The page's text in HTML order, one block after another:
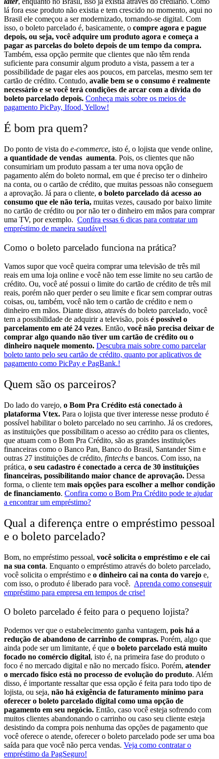
lá fora esse produto não existia e tem crescido no momento, aqui no
Brasil ele começou a ser modernizado, tornando-se digital. Com
isso, o boleto parcelado é, basicamente, o compre agora e pague
depois, ou seja, você adquire um produto agora e começa a
pagar as parcelas do boleto depois de um tempo da compra.
Também, essa opção permite que clientes que não têm renda
suficiente para consumir algum produto a vista, passem a ter a
possibilidade de pagar eles aos poucos, em parcelas, mesmo sem ter
cartão de crédito. Contudo, avalie bem se o consumo é realmente
necessário e se você terá condições de arcar com a dívida do
boleto parcelado depois. Conheça mais sobre os meios de
pagamento PicPay, Ifood, Yellow!
É bom pra quem?
Do ponto de vista do e-commerce, isto é, o lojista que vende online,
a quantidade de vendas aumenta. Pois, os clientes que não
consumiriam um produto passam a ter uma nova opção de
pagamento além do boleto normal, em que é preciso ter o dinheiro
na conta, ou o cartão de crédito, que muitas pessoas não conseguem
a aprovação. Já para o cliente, o boleto parcelado dá acesso ao
consumo que ele não teria, muitas vezes, causado por baixo limite
no cartão de crédito ou por não ter o dinheiro em mãos para comprar
uma TV, por exemplo. Confira essas 6 dicas para contratar um
empréstimo de maneira saudável!
Como o boleto parcelado funciona na prática?
Vamos supor que você queira comprar uma televisão de três mil
reais em uma loja online e você não tem esse limite no seu cartão de
crédito. Ou, você até possui o limite do cartão de crédito de três mil
reais, porém não quer perder o seu limite e ficar sem comprar outras
coisas, ou, também, você não tem o cartão de crédito e nem o
dinheiro em mãos. Diante disso, através do boleto parcelado, você
tem a possibilidade de adquirir a televisão, pois é possível o
parcelamento em até 24 vezes. Então, você não precisa deixar de
comprar algo quando não tiver um cartão de crédito ou o
dinheiro naquele momento. Descubra mais sobre como parcelar
boleto tanto pelo seu cartão de crédito, quanto por aplicativos de
pagamento como PicPay e PagBank.!
Quem são os parceiros?
Do lado do varejo, o Bom Pra Crédito está conectado à
plataforma Vtex. Para o lojista que tiver interesse nesse produto é
possível habilitar o boleto parcelado no seu carrinho. Já os credores,
as instituições que possibilitam o acesso ao crédito para os clientes,
que atuam com o Bom Pra Crédito, são as grandes instituições
financeiras como o Banco Pan, Banco do Brasil, Santander Sim e
outras 27 instituições de crédito, fintechs e bancos. Com isso, na
prática, o seu cadastro é conectado a cerca de 30 instituições
financeiras, possibilitando maior chance de aprovação. Dessa
forma, o cliente tem mais opções para escolher a melhor condição
de financiamento. Confira como o Bom Pra Crédito pode te ajudar
a encontrar um empréstimo?
Qual a diferença entre o empréstimo pessoal
e o boleto parcelado?
Bom, no empréstimo pessoal, você solicita o empréstimo e ele cai
na sua conta. Enquanto o empréstimo através do boleto parcelado,
você solicita o empréstimo e o dinheiro cai na conta do varejo e,
com isso, o produto é liberado para você. Aprenda como conseguir
empréstimo para empresa em tempos de crise!
O boleto parcelado é feito para o pequeno lojista?
Podemos ver que o estabelecimento ganha vantagem, pois há a
redução de abandono de carrinho de compras. Porém, algo que
ainda pode ser um limitante, é que o boleto parcelado está muito
focado no comércio digital, isto é, na primeira fase do produto o
foco é no mercado digital e não no mercado físico. Porém, atender
o mercado físico está no processo de evolução do produto. Além
disso, é importante ressaltar que essa opção é feita para todo tipo de
lojista, ou seja, não há exigência de faturamento mínimo para
oferecer o boleto parcelado digital como uma opção de
pagamento em seu negócio. Então, caso você esteja sofrendo com
muitos clientes abandonando o carrinho ou caso seu cliente esteja
desistindo da compra pois nenhuma das opções de pagamento que
você oferece o atende, oferecer o boleto parcelado pode ser uma boa
saída para que você não perca vendas. Veja como contratar o
empréstimo da PagSeguro!